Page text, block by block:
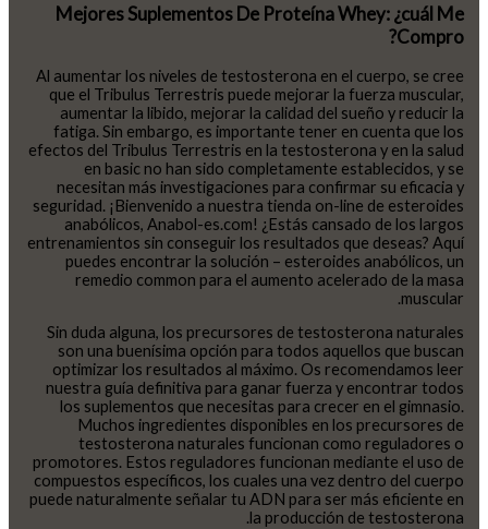
Mejores Suplementos De Proteína Whey: ¿cuál Me
Compro?
Al aumentar los niveles de testosterona en el cuerpo, se cree
que el Tribulus Terrestris puede mejorar la fuerza muscular,
aumentar la libido, mejorar la calidad del sueño y reducir la
fatiga. Sin embargo, es importante tener en cuenta que los
efectos del Tribulus Terrestris en la testosterona y en la salud
en basic no han sido completamente establecidos, y se
necesitan más investigaciones para confirmar su eficacia y
seguridad. ¡Bienvenido a nuestra tienda on-line de esteroides
anabólicos, Anabol-es.com! ¿Estás cansado de los largos
entrenamientos sin conseguir los resultados que deseas? Aquí
puedes encontrar la solución – esteroides anabólicos, un
remedio common para el aumento acelerado de la masa
muscular.
Sin duda alguna, los precursores de testosterona naturales
son una buenísima opción para todos aquellos que buscan
optimizar los resultados al máximo. Os recomendamos leer
nuestra guía definitiva para ganar fuerza y encontrar todos
los suplementos que necesitas para crecer en el gimnasio.
Muchos ingredientes disponibles en los precursores de
testosterona naturales funcionan como reguladores o
promotores. Estos reguladores funcionan mediante el uso de
compuestos específicos, los cuales una vez dentro del cuerpo
puede naturalmente señalar tu ADN para ser más eficiente en
la producción de testosterona.